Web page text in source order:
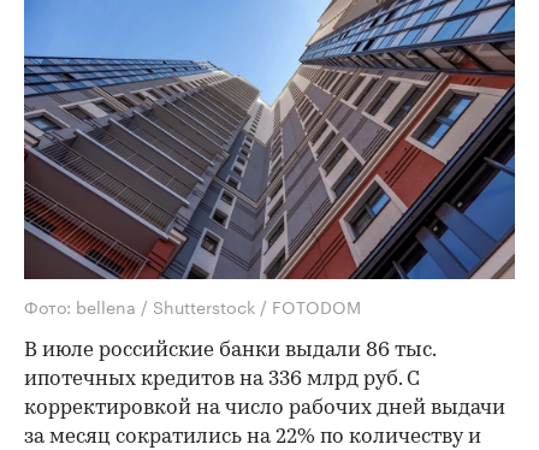
Фото: bellena / Shutterstock / FOTODOM
В июле российские банки выдали 86 тыс.
ипотечных кредитов на 336 млрд руб. С
корректировкой на число рабочих дней выдачи
за месяц сократились на 22% по количеству и